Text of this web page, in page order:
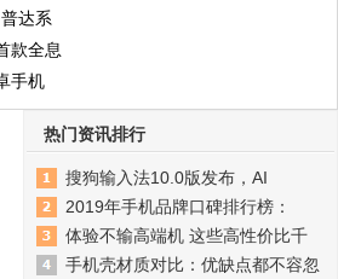
达系
款全息
手机
热门资讯排行
搜狗输入法10.0版发布，AI
2019年手机品牌口碑排行榜：
体验不输高端机 这些高性价比千
手机壳材质对比：优缺点都不容忽